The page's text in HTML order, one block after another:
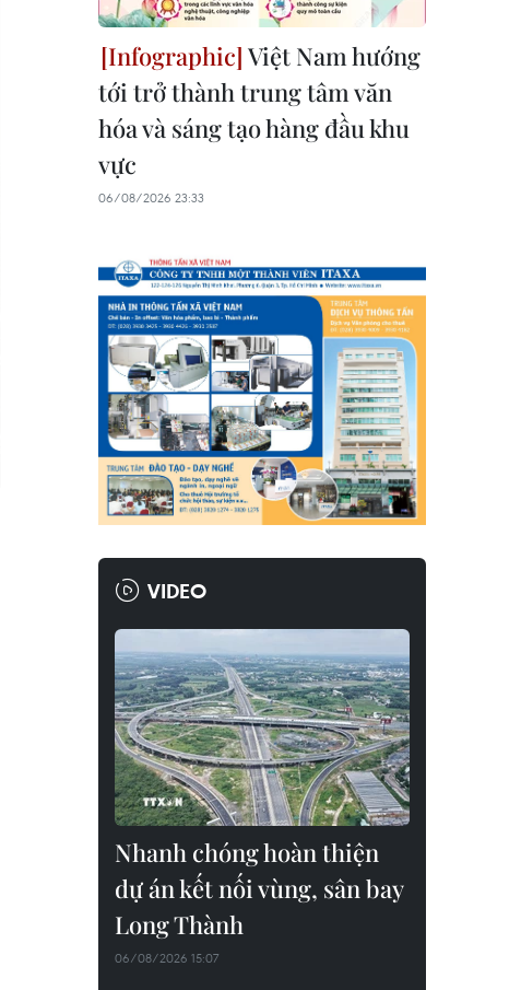
Việt Nam hướng
tới trở thành trung tâm văn
hóa và sáng tạo hàng đầu khu
vực
06/08/2026 23:33
VIDEO
Nhanh chóng hoàn thiện
dự án kết nối vùng, sân bay
Long Thành
06/08/2026 15:07